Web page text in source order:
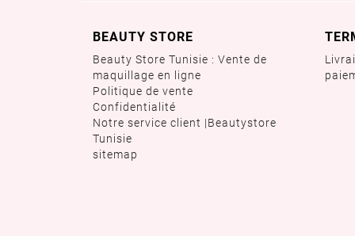
BEAUTY STORE
Beauty Store Tunisie : Vente de
maquillage en ligne
Politique de vente
Confidentialité
Notre service client |Beautystore
Tunisie
sitemap